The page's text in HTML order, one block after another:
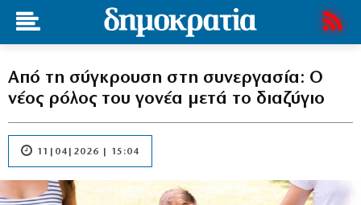
Από τη σύγκρουση στη συνεργασία: Ο
νέος ρόλος του γονέα μετά το διαζύγιο
11|04|2026 | 15:04